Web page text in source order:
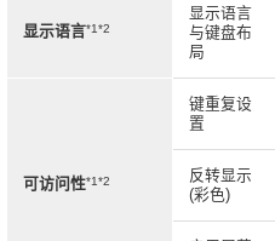
显示语言*1*2
显示语言
与键盘布
局
可访问性*1*2
键重复设
置
反转显示
(彩色)